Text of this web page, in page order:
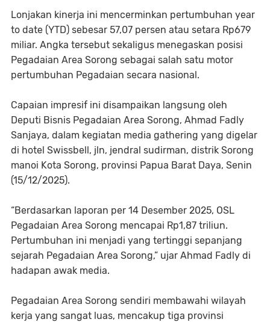
Lonjakan kinerja ini mencerminkan pertumbuhan year
to date (YTD) sebesar 57,07 persen atau setara Rp679
miliar. Angka tersebut sekaligus menegaskan posisi
Pegadaian Area Sorong sebagai salah satu motor
pertumbuhan Pegadaian secara nasional.
Capaian impresif ini disampaikan langsung oleh
Deputi Bisnis Pegadaian Area Sorong, Ahmad Fadly
Sanjaya, dalam kegiatan media gathering yang digelar
di hotel Swissbell, jln, jendral sudirman, distrik Sorong
manoi Kota Sorong, provinsi Papua Barat Daya, Senin
(15/12/2025).
“Berdasarkan laporan per 14 Desember 2025, OSL
Pegadaian Area Sorong mencapai Rp1,87 triliun.
Pertumbuhan ini menjadi yang tertinggi sepanjang
sejarah Pegadaian Area Sorong,” ujar Ahmad Fadly di
hadapan awak media.
Pegadaian Area Sorong sendiri membawahi wilayah
kerja yang sangat luas, mencakup tiga provinsi